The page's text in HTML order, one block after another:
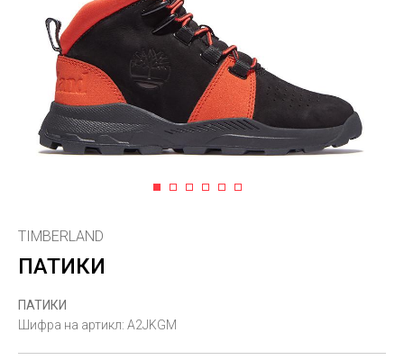
1 2 3 4 5 6
TIMBERLAND
ПАТИКИ
ПАТИКИ
Шифра на артикл: A2JKGM